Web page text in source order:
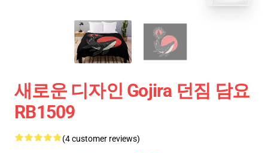
새로운 디자인 Gojira 던짐 담요
RB1509
(4 customer reviews)